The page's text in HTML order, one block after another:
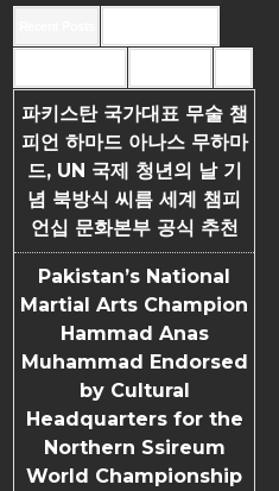
파키스탄 국가대표 무술 챔
피언 하마드 아나스 무하마
드, UN 국제 청년의 날 기
념 북방식 씨름 세계 챔피
언십 문화본부 공식 추천
Pakistan’s National
Martial Arts Champion
Hammad Anas
Muhammad Endorsed
by Cultural
Headquarters for the
Northern Ssireum
World Championship